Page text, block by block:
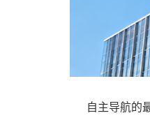
自主导航的